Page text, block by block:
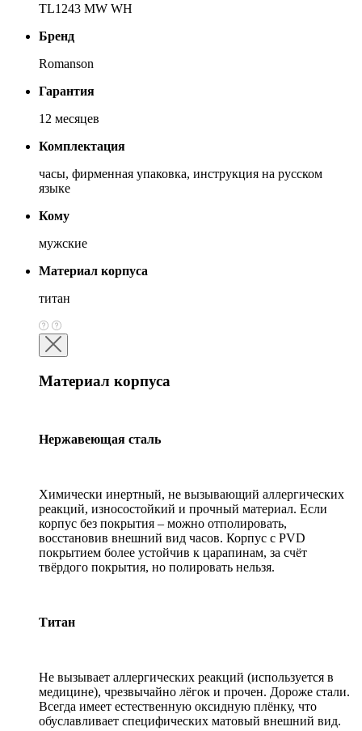
TL1243 MW WH
Бренд
Romanson
Гарантия
12 месяцев
Комплектация
часы, фирменная упаковка, инструкция на русском
языке
Кому
мужские
Материал корпуса
титан
Материал корпуса
Нержавеющая сталь
Химически инертный, не вызывающий аллергических
реакций, износостойкий и прочный материал. Если
корпус без покрытия – можно отполировать,
восстановив внешний вид часов. Корпус с PVD
покрытием более устойчив к царапинам, за счёт
твёрдого покрытия, но полировать нельзя.
Титан
Не вызывает аллергических реакций (используется в
медицине), чрезвычайно лёгок и прочен. Дороже стали.
Всегда имеет естественную оксидную плёнку, что
обуславливает специфических матовый внешний вид.